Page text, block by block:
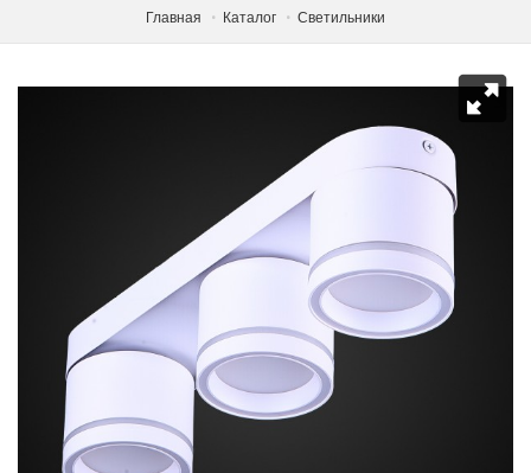
Главная Каталог Светильники